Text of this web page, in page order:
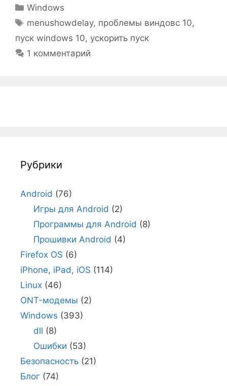
Рубрики
Windows
Метки
menushowdelay, проблемы виндовс 10,
пуск windows 10, ускорить пуск
1 комментарий
Рубрики
Android (76)
Игры для Android (2)
Программы для Android (8)
Прошивки Android (4)
Firefox OS (6)
iPhone, iPad, iOS (114)
Linux (46)
ONT-модемы (2)
Windows (393)
dll (8)
Ошибки (53)
Безопасность (21)
Блог (74)